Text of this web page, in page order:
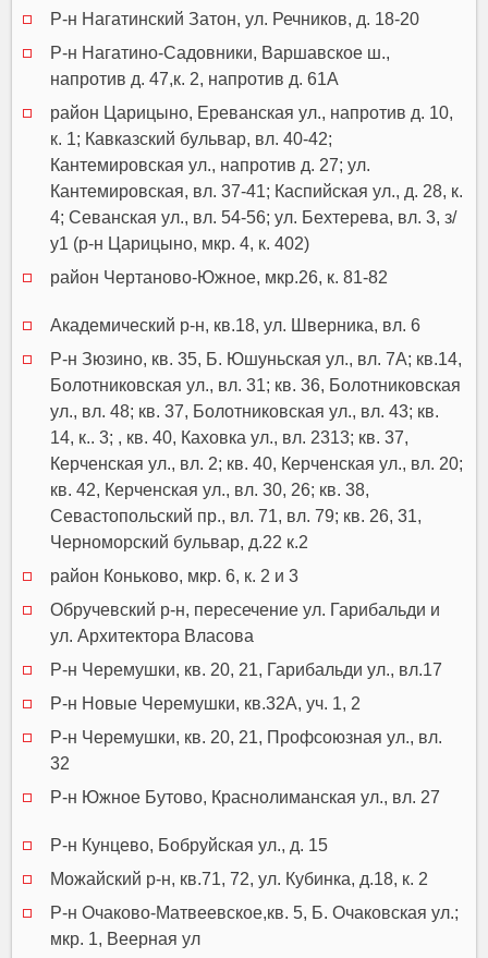
Р-н Нагатинский Затон, ул. Речников, д. 18-20
Р-н Нагатино-Садовники, Варшавское ш.,
напротив д. 47,к. 2, напротив д. 61А
район Царицыно, Ереванская ул., напротив д. 10,
к. 1; Кавказский бульвар, вл. 40-42;
Кантемировская ул., напротив д. 27; ул.
Кантемировская, вл. 37-41; Каспийская ул., д. 28, к.
4; Севанская ул., вл. 54-56; ул. Бехтерева, вл. 3, з/
у1 (р-н Царицыно, мкр. 4, к. 402)
район Чертаново-Южное, мкр.26, к. 81-82
Академический р-н, кв.18, ул. Шверника, вл. 6
Р-н Зюзино, кв. 35, Б. Юшуньская ул., вл. 7А; кв.14,
Болотниковская ул., вл. 31; кв. 36, Болотниковская
ул., вл. 48; кв. 37, Болотниковская ул., вл. 43; кв.
14, к.. 3; , кв. 40, Каховка ул., вл. 2313; кв. 37,
Керченская ул., вл. 2; кв. 40, Керченская ул., вл. 20;
кв. 42, Керченская ул., вл. 30, 26; кв. 38,
Севастопольский пр., вл. 71, вл. 79; кв. 26, 31,
Черноморский бульвар, д.22 к.2
район Коньково, мкр. 6, к. 2 и 3
Обручевский р-н, пересечение ул. Гарибальди и
ул. Архитектора Власова
Р-н Черемушки, кв. 20, 21, Гарибальди ул., вл.17
Р-н Новые Черемушки, кв.32А, уч. 1, 2
Р-н Черемушки, кв. 20, 21, Профсоюзная ул., вл.
32
Р-н Южное Бутово, Краснолиманская ул., вл. 27
Р-н Кунцево, Бобруйская ул., д. 15
Можайский р-н, кв.71, 72, ул. Кубинка, д.18, к. 2
Р-н Очаково-Матвеевское,кв. 5, Б. Очаковская ул.;
мкр. 1, Веерная ул